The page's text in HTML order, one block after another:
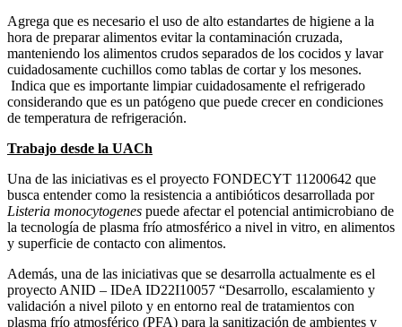
Agrega que es necesario el uso de alto estandartes de higiene a la
hora de preparar alimentos evitar la contaminación cruzada,
manteniendo los alimentos crudos separados de los cocidos y lavar
cuidadosamente cuchillos como tablas de cortar y los mesones.
Indica que es importante limpiar cuidadosamente el refrigerado
considerando que es un patógeno que puede crecer en condiciones
de temperatura de refrigeración.
Trabajo desde la UACh
Una de las iniciativas es el proyecto FONDECYT 11200642 que
busca entender como la resistencia a antibióticos desarrollada por
Listeria monocytogenes puede afectar el potencial antimicrobiano de
la tecnología de plasma frío atmosférico a nivel in vitro, en alimentos
y superficie de contacto con alimentos.
Además, una de las iniciativas que se desarrolla actualmente es el
proyecto ANID – IDeA ID22I10057 “Desarrollo, escalamiento y
validación a nivel piloto y en entorno real de tratamientos con
plasma frío atmosférico (PFA) para la sanitización de ambientes y